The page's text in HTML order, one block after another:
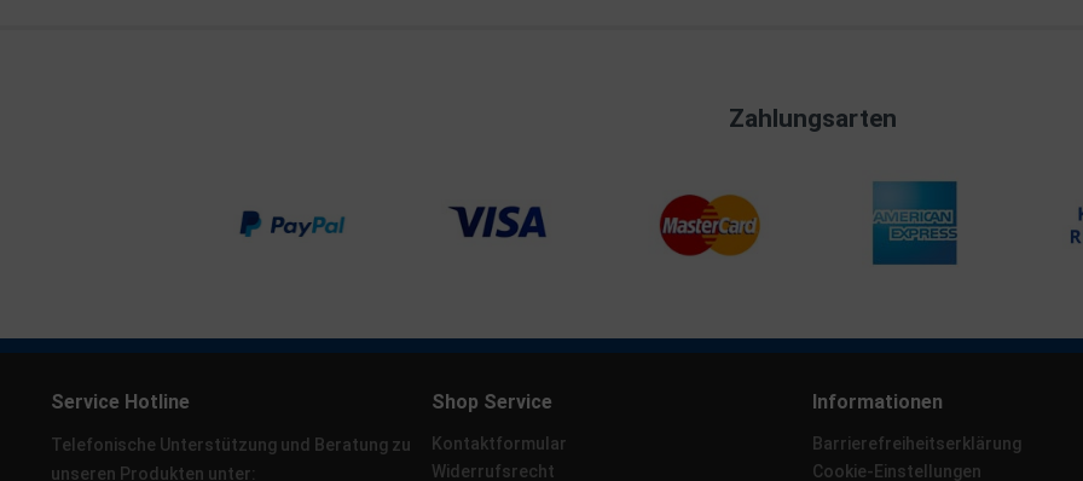
Zahlungsarten
Service Hotline
Telefonische Unterstützung und Beratung zu
unseren Produkten unter:
Shop Service
Kontaktformular
Widerrufsrecht
Informationen
Barrierefreiheitserklärung
Cookie-Einstellungen